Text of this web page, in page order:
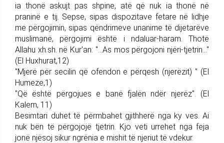
ia thonë askujt pas shpine, atë që nuk ia thonë në
praninë e tij. Sepse, sipas dispozitave fetare në lidhje
me përgojimin, sipas qëndrimeve unanime të dijetarëve
muslimanë, përgojimi është i ndaluar-haram. Thotë
Allahu xh.sh. në Kur'an: "…As mos përgojoni njëri-tjetrin…"
(El Huxhurat,12)
"Mjerë për secilin që ofendon e përqesh (njerëzit) " (El
Humeze,1)
"Që është përgojues e banë fjalën ndër njerëz". (El
Kalem, 11)
Besimtari duhet të përmbahet gjithherë nga ky ves. Ai
nuk bën të përgojojë tjetrin. Kjo veti urrehet nga feja
jonë njësoj sikur ngrënia e mishit të njeriut të vdekur.